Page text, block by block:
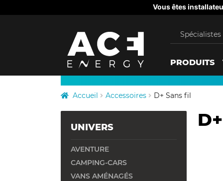
Vous êtes
A
C
E
E
e
Spécialistes
PRODUITS
Accueil Accessoires D+ Sans fil
UNIVERS
AVENTURE
CAMPING-CARS
VANS AMÉNAGÉS